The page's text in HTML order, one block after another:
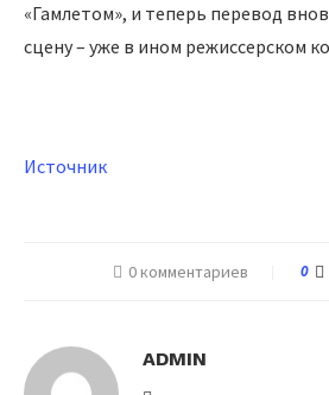
«Гамлетом», и теперь перевод
сцену – уже в ином режиссерском
Источник
0 комментариев 0
ADMIN